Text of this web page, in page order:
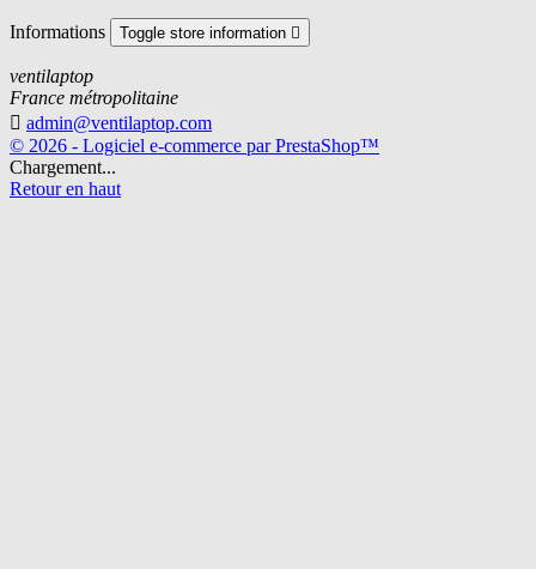
Informations Toggle store information 
ventilaptop
France métropolitaine
 admin@ventilaptop.com
© 2026 - Logiciel e-commerce par PrestaShop™
Chargement...
Retour en haut